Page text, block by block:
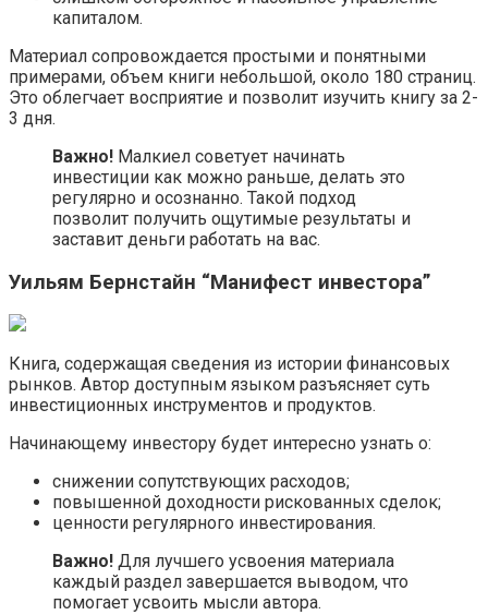
капиталом.
Материал сопровождается простыми и понятными
примерами, объем книги небольшой, около 180 страниц.
Это облегчает восприятие и позволит изучить книгу за 2-
3 дня.
Важно! Малкиел советует начинать
инвестиции как можно раньше, делать это
регулярно и осознанно. Такой подход
позволит получить ощутимые результаты и
заставит деньги работать на вас.
Уильям Бернстайн “Манифест инвестора”
Книга, содержащая сведения из истории финансовых
рынков. Автор доступным языком разъясняет суть
инвестиционных инструментов и продуктов.
Начинающему инвестору будет интересно узнать о:
снижении сопутствующих расходов;
повышенной доходности рискованных сделок;
ценности регулярного инвестирования.
Важно! Для лучшего усвоения материала
каждый раздел завершается выводом, что
помогает усвоить мысли автора.